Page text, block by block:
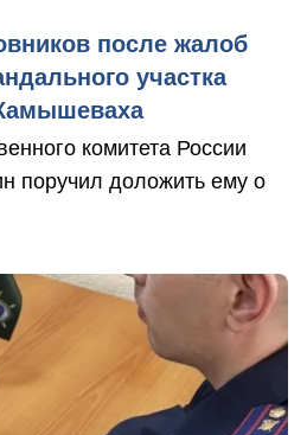
после жалоб
участка
комитета России
поручил доложить ему о